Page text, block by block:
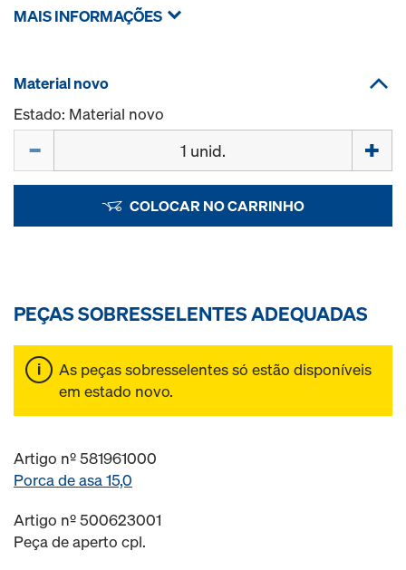
MAIS INFORMAÇÕES
Material novo
Estado: Material novo
COLOCAR NO CARRINHO
PEÇAS SOBRESSELENTES ADEQUADAS
As peças sobresselentes só estão disponíveis
em estado novo.
Artigo nº 581961000
Porca de asa 15,0
Artigo nº 500623001
Peça de aperto cpl.